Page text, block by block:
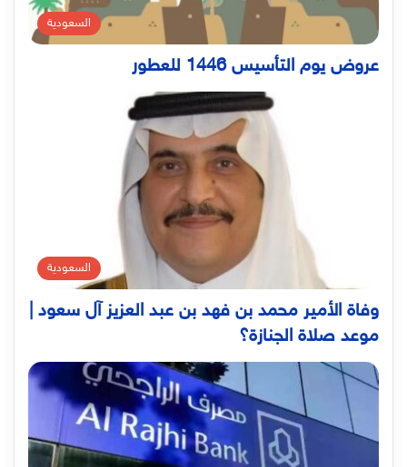
السعودية
عروض يوم التأسيس 1446 للعطور
السعودية
وفاة الأمير محمد بن فهد بن عبد العزيز آل سعود |
موعد صلاة الجنازة؟